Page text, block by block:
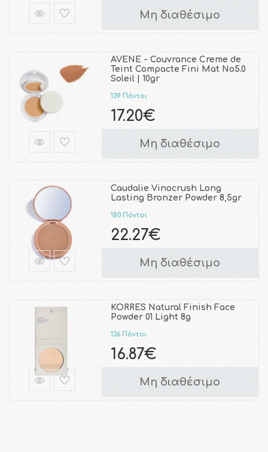
Μη διαθέσιμο
AVENE - Couvrance Creme de
Teint Compacte Fini Mat No5.0
Soleil | 10gr
139 Πόντοι
17.20€
Μη διαθέσιμο
Caudalie Vinocrush Long
Lasting Bronzer Powder 8,5gr
180 Πόντοι
22.27€
Μη διαθέσιμο
KORRES Natural Finish Face
Powder 01 Light 8g
136 Πόντοι
16.87€
Μη διαθέσιμο